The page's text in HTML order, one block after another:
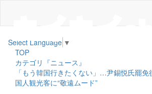
Select Language ▼
TOP
カテゴリ『ニュース』
「もう韓国行きたくない」…尹錫悦氏罷
国人観光客に“敬遠ムード”